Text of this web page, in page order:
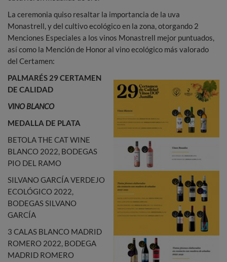
La ceremonia quiso resaltar la importancia de la uva
Monastrell, y del cultivo ecológico en la zona, otorgando 2
Menciones Especiales a los vinos Monastrell mejor puntuados,
así como la Mención de Honor al vino ecológico más valorado
del Certamen:
PALMARÉS 29 CERTAMEN
DE CALIDAD
VINO BLANCO
MEDALLA DE PLATA
BETOLA THE CAT WINE
BLANCO 2022, BODEGAS
PIO DEL RAMO
SILVANO GARCÍA VERDEJO
ECOLÓGICO 2022,
BODEGAS SILVANO
GARCÍA
3 CALAS BLANCO MADRID
ROMERO 2022, BODEGA
MADRID ROMERO